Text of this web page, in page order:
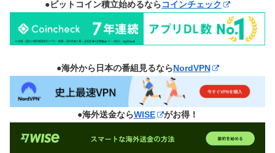
●ビットコイン積立始めるならコインチェック
●海外から日本の番組見るならNordVPN
●海外送金ならWISE がお得！